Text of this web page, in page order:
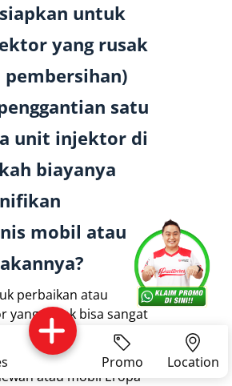
About Us
Article
Promo Location
untuk
yang rusak
satu
unit injektor di
biayanya
mobil atau
perbaikan atau
yang rusak bisa sangat
pada beberapa faktor:
atau mobil Eropa